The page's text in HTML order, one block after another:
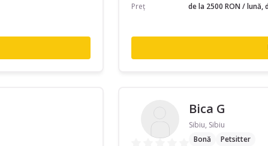
Preț
de la 2500 RON / lună,
Bica G
Sibiu, Sibiu
Bonă
Petsitter